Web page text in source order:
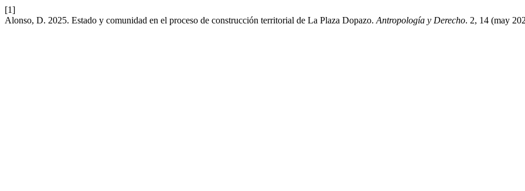
[1]
Alonso, D. 2025. Estado y comunidad en el proceso de construcción territorial de La Plaza Dopazo. Antropología y Derecho. 2, 14 (may